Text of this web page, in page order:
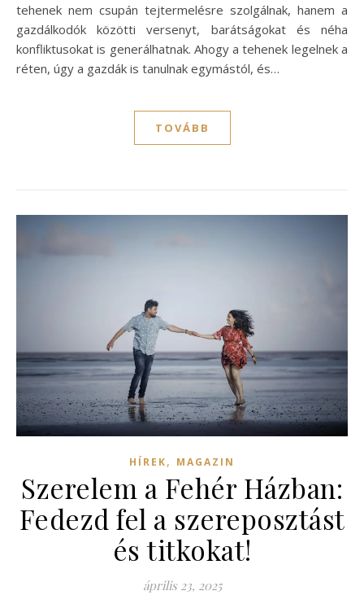
tehenek nem csupán tejtermelésre szolgálnak, hanem a
gazdálkodók közötti versenyt, barátságokat és néha
konfliktusokat is generálhatnak. Ahogy a tehenek legelnek a
réten, úgy a gazdák is tanulnak egymástól, és…
TOVÁBB
HÍREK, MAGAZIN
Szerelem a Fehér Házban:
Fedezd fel a szereposztást
és titkokat!
április 23, 2025